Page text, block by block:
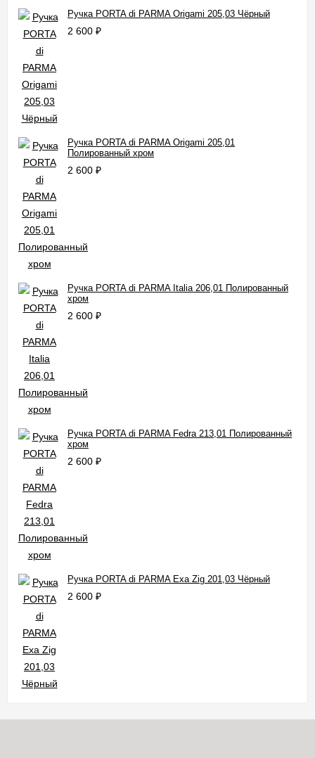
Ручка PORTA di PARMA Origami 205,03 Чёрный
2 600 ₽
Ручка PORTA di PARMA Origami 205,01
Полированный хром
2 600 ₽
Ручка PORTA di PARMA Italia 206,01 Полированный
хром
2 600 ₽
Ручка PORTA di PARMA Fedra 213,01 Полированный
хром
2 600 ₽
Ручка PORTA di PARMA Exa Zig 201,03 Чёрный
2 600 ₽